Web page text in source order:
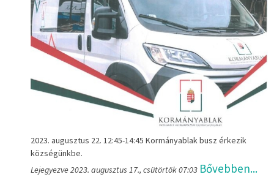
2023. augusztus 22. 12:45-14:45 Kormányablak busz érkezik
községünkbe.
Lejegyezve 2023. augusztus 17., csütörtök 07:03 Bővebben...